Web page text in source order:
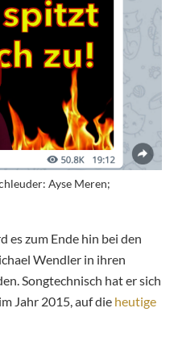
Ayse Meren;
es zum Ende hin bei den
Wendler in ihren
Songtechnisch hat er sich
Jahr 2015, auf die heutige